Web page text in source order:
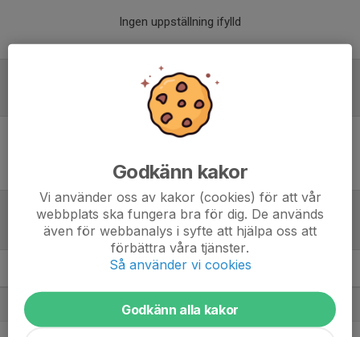
Ingen uppställning ifylld
Tabell
1. IFK Skövde FK Svart 10 27
Godkänn kakor
Vi använder oss av kakor (cookies) för att vår
webbplats ska fungera bra för dig. De används
även för webbanalys i syfte att hjälpa oss att
förbättra våra tjänster.
Så använder vi cookies
Godkänn alla kakor